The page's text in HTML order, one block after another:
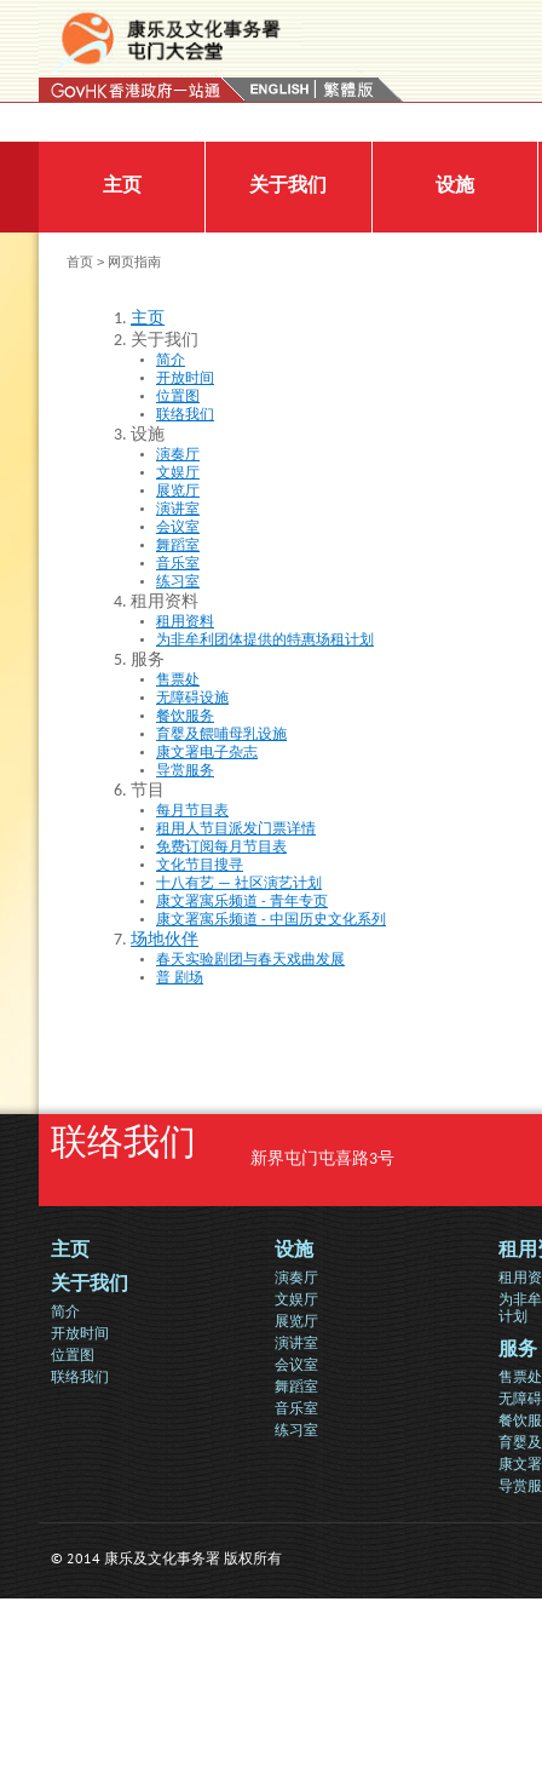
主页 关于我们 设施
首页 > 网页指南
主页
关于我们
简介
开放时间
位置图
联络我们
设施
演奏厅
文娱厅
展览厅
演讲室
会议室
舞蹈室
音乐室
练习室
租用资料
租用资料
为非牟利团体提供的特惠场租计划
服务
售票处
无障碍设施
餐饮服务
育婴及餵哺母乳设施
康文署电子杂志
导赏服务
节目
每月节目表
租用人节目派发门票详情
免费订阅每月节目表
文化节目搜寻
十八有艺 — 社区演艺计划
康文署寓乐频道 - 青年专页
康文署寓乐频道 - 中国历史文化系列
场地伙伴
春天实验剧团与春天戏曲发展
普 剧场
联络我们 新界屯门屯喜路3号
主页
关于我们
简介
开放时间
位置图
联络我们
设施
演奏厅
文娱厅
展览厅
演讲室
会议室
舞蹈室
音乐室
练习室
租用
租用
为非
计划
服务
售票处
无障
餐饮
育婴
康文
导赏
© 2014 康乐及文化事务署 版权所有